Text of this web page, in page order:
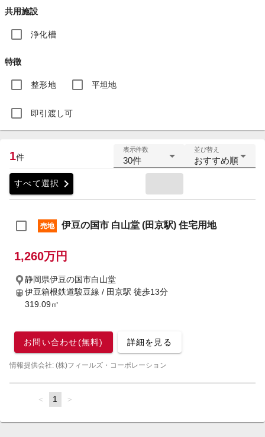
共用施設
浄化槽
特徴
整形地 平坦地
即引渡し可
1件
表示件数
30件
並び替え
おすすめ順
すべて選択 chevron_right
売地 伊豆の国市 白山堂 (田京駅) 住宅用地
1,260万円
静岡県伊豆の国市白山堂
伊豆箱根鉄道駿豆線 / 田京駅 徒歩13分
319.09㎡
お問い合わせ(無料) 詳細を見る
情報提供会社: (株)フィールズ・コーポレーション
page
You're
page
1 page